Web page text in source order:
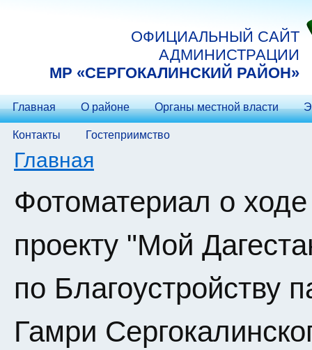
ОФИЦИАЛЬНЫЙ САЙТ
АДМИНИСТРАЦИИ
МP «СЕРГОКАЛИНСКИЙ РАЙОН»
Главная О районе Органы местной власти
Контакты Гостеприимство
Вы здесь
Главная
Фотоматериал о
проекту "Мой
по Благоустройству
Гамри